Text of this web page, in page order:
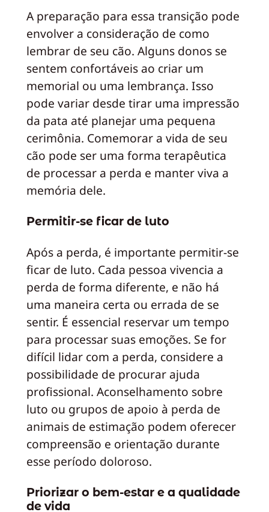
A preparação para essa transição pode
envolver a consideração de como
lembrar de seu cão. Alguns donos se
sentem confortáveis ao criar um
memorial ou uma lembrança. Isso
pode variar desde tirar uma impressão
da pata até planejar uma pequena
cerimônia. Comemorar a vida de seu
cão pode ser uma forma terapêutica
de processar a perda e manter viva a
memória dele.
Permitir-se ficar de luto
Após a perda, é importante permitir-se
ficar de luto. Cada pessoa vivencia a
perda de forma diferente, e não há
uma maneira certa ou errada de se
sentir. É essencial reservar um tempo
para processar suas emoções. Se for
difícil lidar com a perda, considere a
possibilidade de procurar ajuda
profissional. Aconselhamento sobre
luto ou grupos de apoio à perda de
animais de estimação podem oferecer
compreensão e orientação durante
esse período doloroso.
Priorizar o bem-estar e a qualidade
de vida